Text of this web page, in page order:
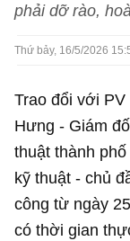
phải dỡ rào,
Thứ bảy, 16/5/2026
Trao đổi với PV
Hưng - Giám
thuật thành phố
kỹ thuật - chủ
công từ ngày
có thời gian